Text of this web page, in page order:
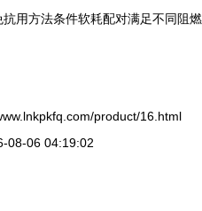
用方法条件软耗配对满足不同阻燃
product/16.html
08-06 04:19:02